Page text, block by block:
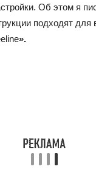
Об этом я
подходят для
».